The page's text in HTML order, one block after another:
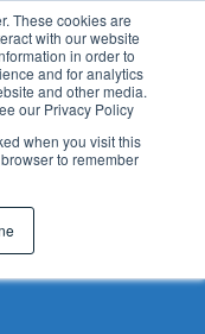
These cookies are
with our website
in order to
and for analytics
and other media.
our Privacy Policy
when you visit this
to remember